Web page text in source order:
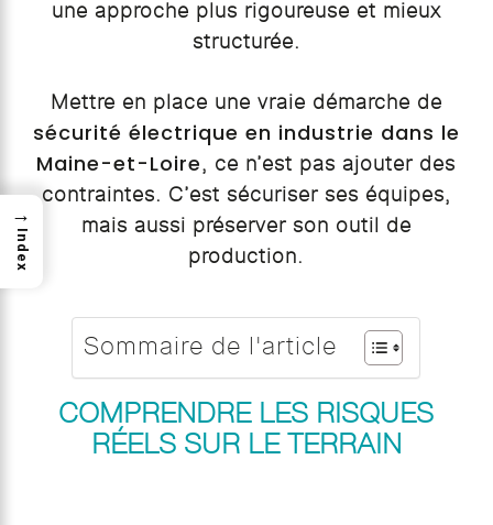
une approche plus rigoureuse et mieux
structurée.
Mettre en place une vraie démarche de
sécurité électrique en industrie dans le
Maine-et-Loire, ce n’est pas ajouter des
contraintes. C’est sécuriser ses équipes,
mais aussi préserver son outil de
production.
Sommaire de l'article
COMPRENDRE LES RISQUES
RÉELS SUR LE TERRAIN
→
Index